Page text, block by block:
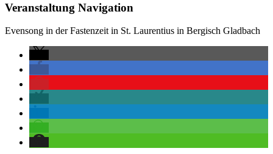
Veranstaltung Navigation
Evensong in der Fastenzeit in St. Laurentius in Bergisch Gladbach